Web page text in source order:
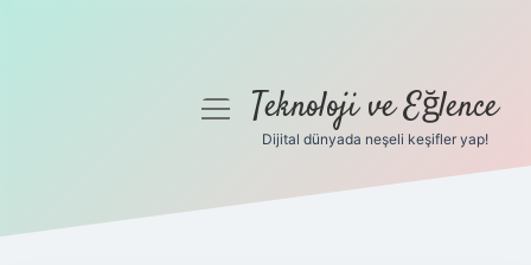
Gizlilik Politikası
menüyüTeknoloji ve Eğlence
Dijital dünyada neşeli keşifler yap!